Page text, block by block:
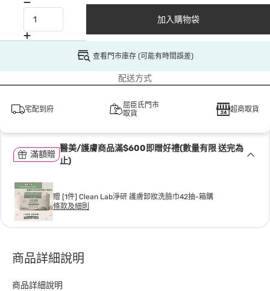
加入購物袋
查看門市庫存 (可能有時間誤差)
配送方式
宅配到府
屈臣氏門市
取貨
超商取貨
滿額贈
醫美/護膚商品滿$600即贈好禮(數量有限 送完為
止)
贈 [1件] Clean Lab淨研 護膚卸妝洗臉巾42抽-箱購
條款及細則
商品詳細說明
商品詳細說明